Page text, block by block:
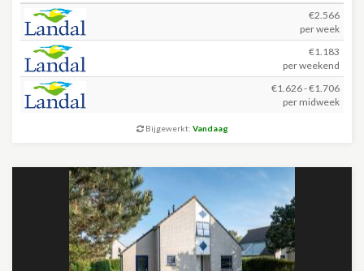
€2.566
per week
€1.183
per weekend
€1.626 - €1.706
per midweek
Bijgewerkt: Vandaag